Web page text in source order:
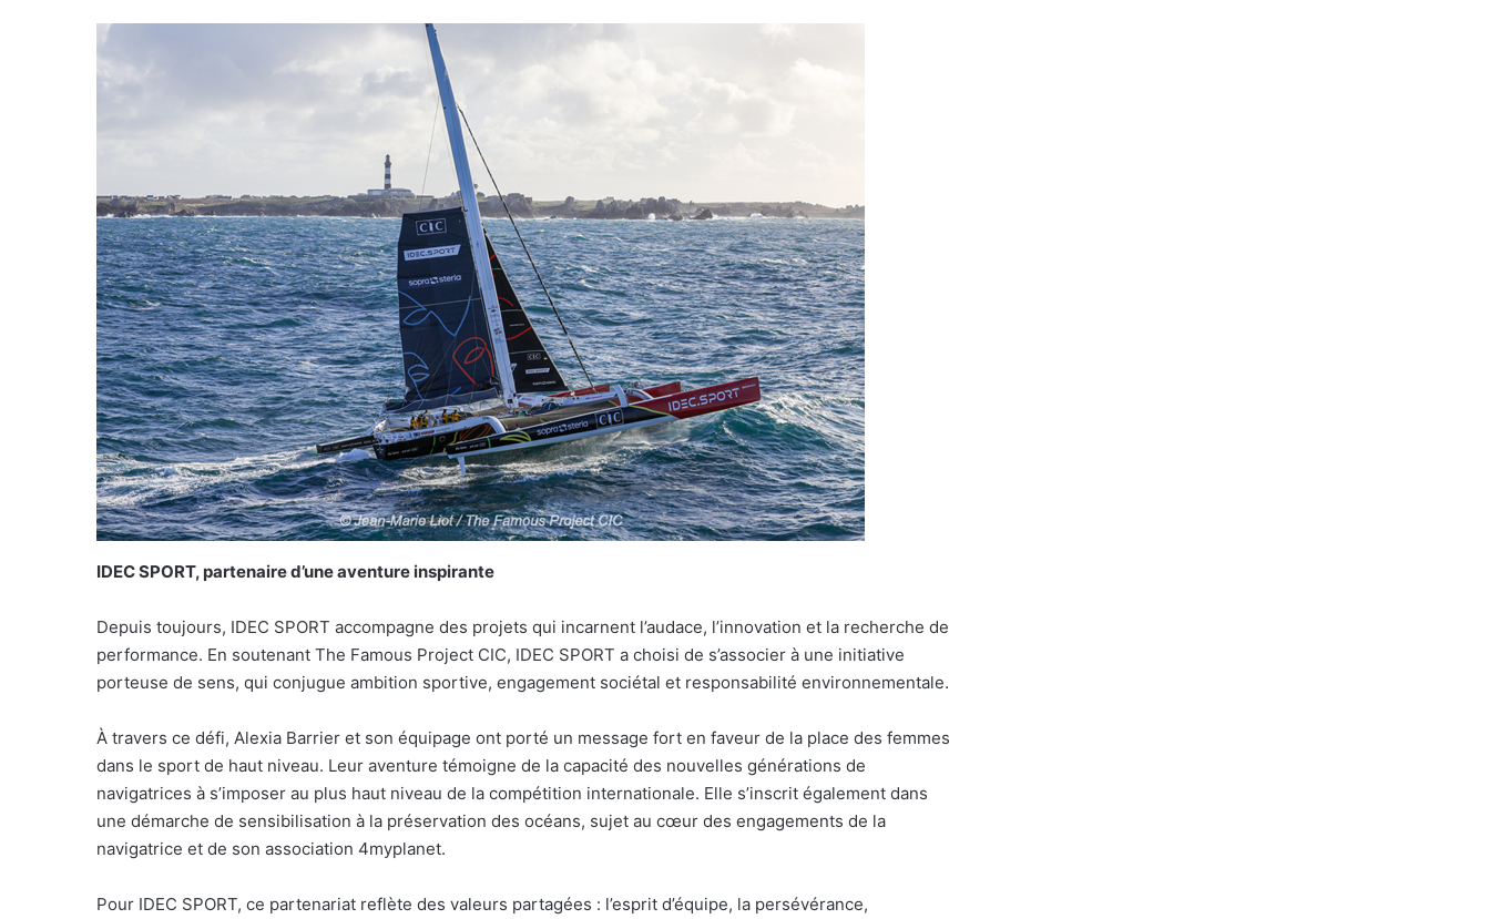
IDEC SPORT, partenaire d’une aventure inspirante
Depuis toujours, IDEC SPORT accompagne des projets qui incarnent l’audace, l’innovation et la recherche de
performance. En soutenant The Famous Project CIC, IDEC SPORT a choisi de s’associer à une initiative
porteuse de sens, qui conjugue ambition sportive, engagement sociétal et responsabilité environnementale.
À travers ce défi, Alexia Barrier et son équipage ont porté un message fort en faveur de la place des femmes
dans le sport de haut niveau. Leur aventure témoigne de la capacité des nouvelles générations de
navigatrices à s’imposer au plus haut niveau de la compétition internationale. Elle s’inscrit également dans
une démarche de sensibilisation à la préservation des océans, sujet au cœur des engagements de la
navigatrice et de son association 4myplanet.
Pour IDEC SPORT, ce partenariat reflète des valeurs partagées : l’esprit d’équipe, la persévérance,